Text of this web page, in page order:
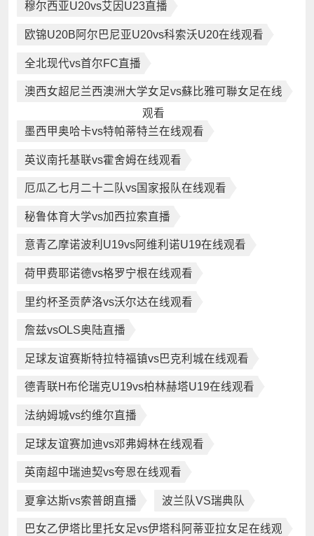
穆尔西亚U20vs艾因U23直播
欧锦U20B阿尔巴尼亚U20vs科索沃U20在线观看
全北现代vs首尔FC直播
澳西女超尼兰西澳洲大学女足vs蘇比雅可聯女足在线
观看
墨西甲奥哈卡vs特帕蒂特兰在线观看
英议南托基联vs霍舍姆在线观看
厄瓜乙七月二十二队vs国家报队在线观看
秘鲁体育大学vs加西拉索直播
意青乙摩诺波利U19vs阿维利诺U19在线观看
荷甲费耶诺德vs格罗宁根在线观看
里约杯圣贡萨洛vs沃尔达在线观看
詹兹vsOLS奥陆直播
足球友谊赛斯特拉特福镇vs巴克利城在线观看
德青联H布伦瑞克U19vs柏林赫塔U19在线观看
法纳姆城vs约维尔直播
足球友谊赛加迪vs邓弗姆林在线观看
英南超中瑞迪契vs夸恩在线观看
夏拿达斯vs索普朗直播 波兰队VS瑞典队
巴女乙伊塔比里托女足vs伊塔科阿蒂亚拉女足在线观